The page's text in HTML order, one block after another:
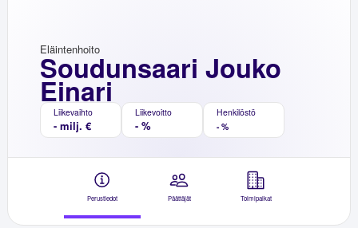
Soudunsaari Jouko
Einari
Eläintenhoito
Liikevaihto
- milj. €
Liikevoitto
- %
Henkilöstö
- %
Perustiedot Päättäjät Toimipaikat